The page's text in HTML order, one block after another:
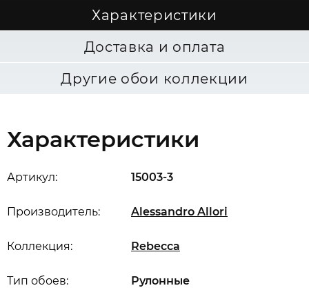
Характеристики
Доставка и оплата
Другие обои коллекции
Характеристики
Артикул: 15003-3
Производитель: Alessandro Allori
Коллекция: Rebecca
Тип обоев: Рулонные